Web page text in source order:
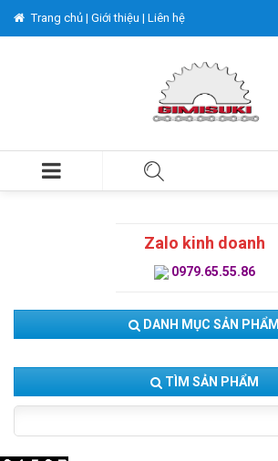
Trang chủ | Giới thiệu | Liên hệ
Zalo kinh doanh
0979.65.55.86
DANH MỤC SẢN PHẨM
TÌM SẢN PHẨM
kiếm